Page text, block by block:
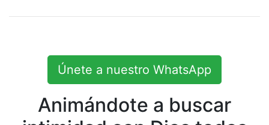
Únete a nuestro WhatsApp
Animándote a buscar